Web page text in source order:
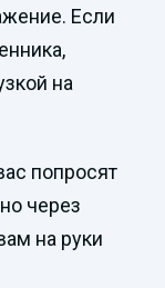
Если
на
попросят
через
на руки